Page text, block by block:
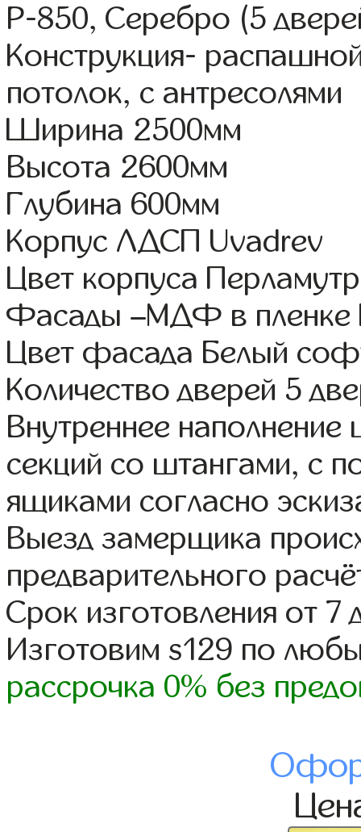
Р-850, Серебро (5
Конструкция-
потолок, с антресолями
Ширина 2500мм
Высота 2600мм
Глубина 600мм
Корпус ЛДСП Uvadrev
Цвет корпуса Перламутр
Фасады –МДФ в пленке
Цвет фасада Белый
Количество дверей 5
Внутреннее
секций со штангами, с
ящиками согласно
Выезд замерщика
предварительного
Срок изготовления от 7
Изготовим s129 по
рассрочка 0% без